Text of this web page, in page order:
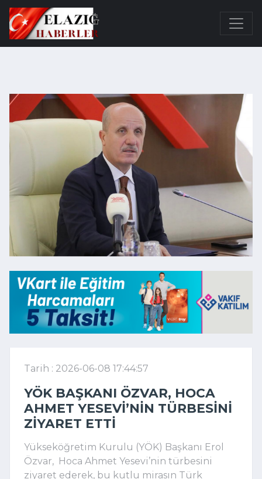
Tarih : 2026-06-08 17:44:57
YÖK BAŞKANI ÖZVAR, HOCA
AHMET YESEVI’NIN TÜRBESINI
ZIYARET ETTI
Yükseköğretim Kurulu (YÖK) Başkanı Erol
Özvar, Hoca Ahmet Yesevi’nin türbesini
ziyaret ederek, bu kutlu mirasın Türk